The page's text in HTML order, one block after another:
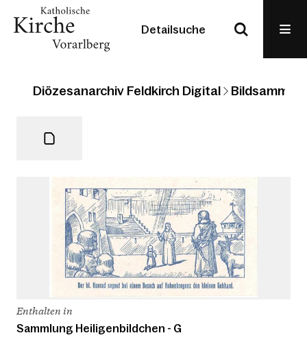
Detailsuche
Diözesanarchiv Feldkirch Digital
Enthalten in
Sammlung Heiligenbildchen - G